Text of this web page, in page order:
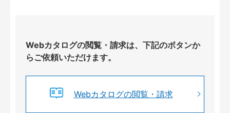
Webカタログの閲覧・請求は、下記のボタンか
らご依頼いただけます。
Webカタログの閲覧・請求